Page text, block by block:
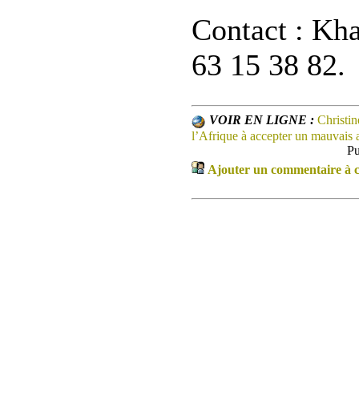
Contact :
63 15 38 82.
VOIR EN LIGNE :
l’Afrique à accepter un mauvais
Ajouter un commentaire à